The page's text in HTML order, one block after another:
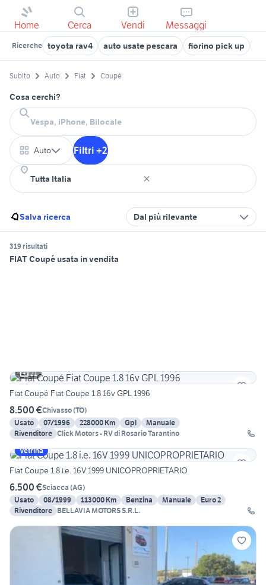
Home Cerca Vendi Messaggi
Ricerche toyota rav4 auto usate pescara fiorino pick up
Subito Auto Fiat Coupé
Cosa cerchi?
Auto Filtri +2
Salva ricerca Dal più rilevante
319 risultati
FIAT Coupé usata in vendita
21
Fiat Coupé Fiat Coupe 1.8 16v GPL 1996
8.500 €Chivasso(TO)
Usato
07/1996 228000 Km Gpl
Manuale
Rivenditore Click Motors - RV di Rosario Tarantino
Vetrina
Fiat Coupe 1.8 i.e. 16V 1999 UNICOPROPRIETARIO
6.500 €Sciacca (AG)
Usato
08/1999 113000 Km Benzina Manuale
Euro 2
Rivenditore BELLAVIA MOTORS S.R.L.